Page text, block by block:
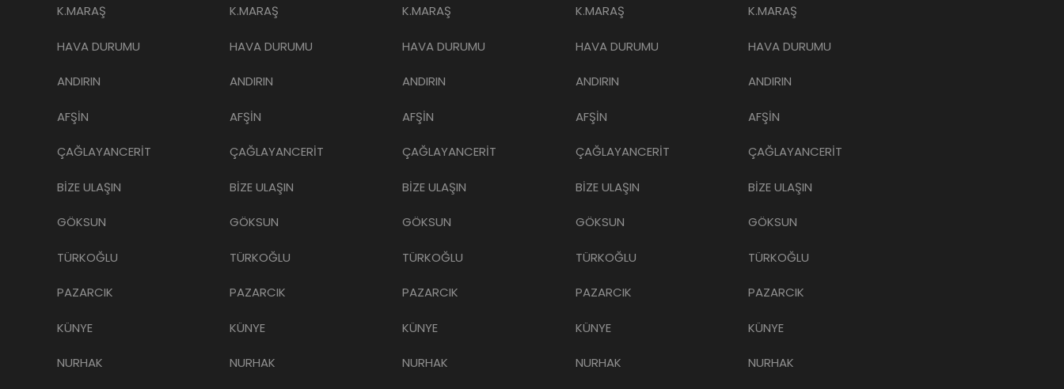
K.MARAŞ
HAVA DURUMU
ANDIRIN
AFŞİN
ÇAĞLAYANCERİT
BİZE ULAŞIN
GÖKSUN
TÜRKOĞLU
PAZARCIK
KÜNYE
NURHAK
K.MARAŞ
HAVA DURUMU
ANDIRIN
AFŞİN
ÇAĞLAYANCERİT
BİZE ULAŞIN
GÖKSUN
TÜRKOĞLU
PAZARCIK
KÜNYE
NURHAK
K.MARAŞ
HAVA DURUMU
ANDIRIN
AFŞİN
ÇAĞLAYANCERİT
BİZE ULAŞIN
GÖKSUN
TÜRKOĞLU
PAZARCIK
KÜNYE
NURHAK
K.MARAŞ
HAVA DURUMU
ANDIRIN
AFŞİN
ÇAĞLAYANCERİT
BİZE ULAŞIN
GÖKSUN
TÜRKOĞLU
PAZARCIK
KÜNYE
NURHAK
K.MARAŞ
HAVA DURUMU
ANDIRIN
AFŞİN
ÇAĞLAYANCERİT
BİZE ULAŞIN
GÖKSUN
TÜRKOĞLU
PAZARCIK
KÜNYE
NURHAK